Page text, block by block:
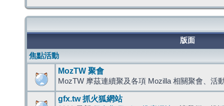
版面
焦點活動
MozTW 聚會
MozTW 摩茲連續聚及各項 Mozilla 相關聚會、活
gfx.tw 抓火狐網站